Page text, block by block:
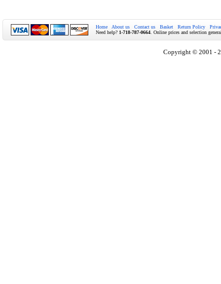
Home About us Contact us Basket Return Policy
Need help? 1-718-787-0664 . Online prices and selection
Copyright © 2001 -